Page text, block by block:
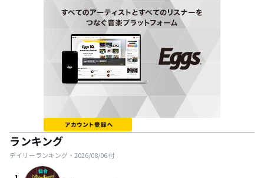
ランキング
デイリーランキング・ 2026/08/06付